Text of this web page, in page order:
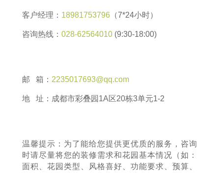
客户经理： 18981753796（7*24小时）
咨询热线： 028-62564010(9:30-18:00)
邮 箱： 2235017693@qq.com
地 址：成都市彩叠园1A区20栋3单元1-2
温馨提示：为了能给您提供更优质的服务，咨询
时请尽量将您的装修需求和花园基本情况（如：
面积、花园类型、风格喜好、功能要求、预算、